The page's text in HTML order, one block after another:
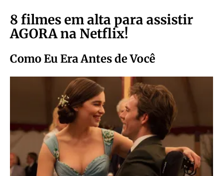
8 filmes em alta para assistir
AGORA na Netflix!
Como Eu Era Antes de Você